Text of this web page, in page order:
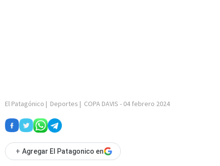
El Patagónico | Deportes | COPA DAVIS - 04 febrero 2024
+ Agregar El Patagonico en